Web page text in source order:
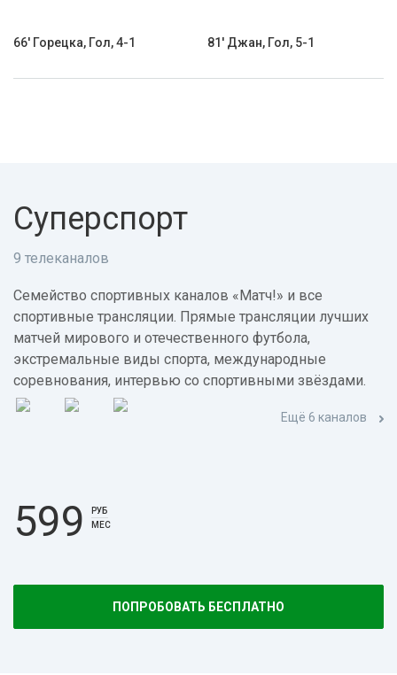
66' Горецка, Гол, 4-1 81' Джан, Гол, 5-1
Суперспорт
9 телеканалов
Семейство спортивных каналов «Матч!» и все
спортивные трансляции. Прямые трансляции лучших
матчей мирового и отечественного футбола,
экстремальные виды спорта, международные
соревнования, интервью со спортивными звёздами.
Ещё 6 каналов
599
РУБ
МЕС
ПОПРОБОВАТЬ БЕСПЛАТНО